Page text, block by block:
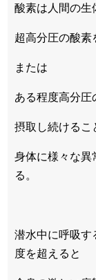
酸素は人間の生
超高分圧の酸素
または
ある程度高分圧
摂取し続けるこ
身体に様々な異
る。
潜水中に呼吸す
度を超えると